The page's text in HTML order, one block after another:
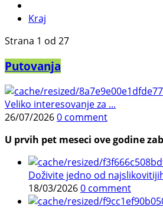
Kraj
Strana 1 od 27
Putovanja
Veliko interesovanje za ...
26/07/20260 comment
U prvih pet meseci ove godine
Doživite jedno od
18/03/20260 comment